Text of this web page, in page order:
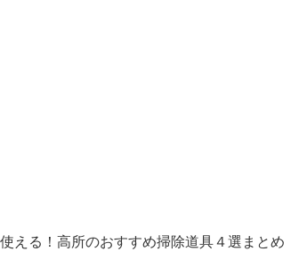
える！高所のおすすめ掃除道具４選まとめ